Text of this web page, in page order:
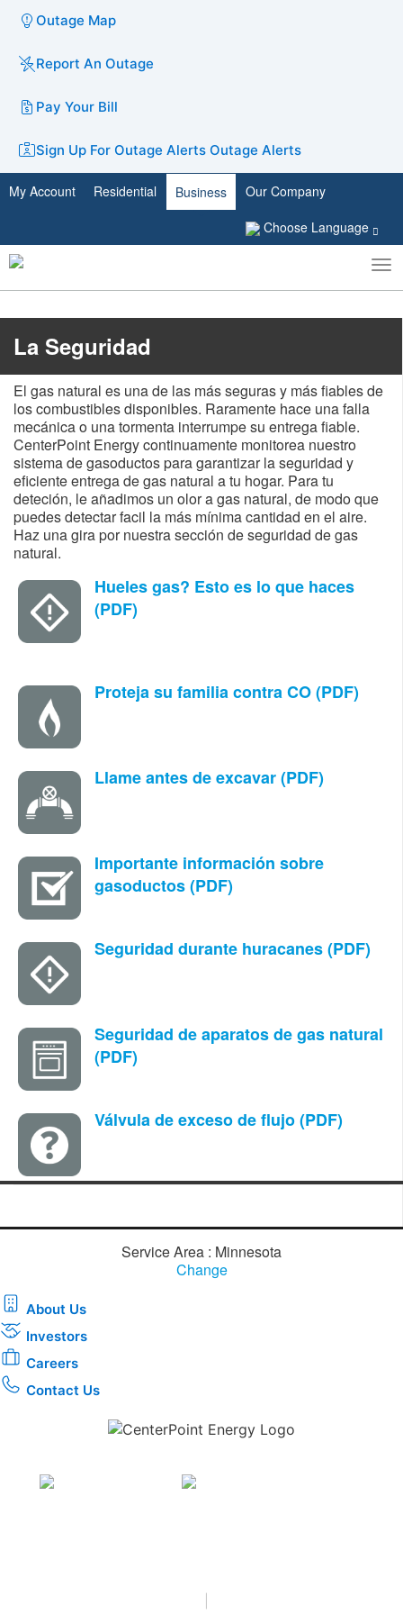
Outage Map
Report An Outage
Pay Your Bill
Sign Up For Outage Alerts Outage Alerts
My Account Residential Business
Our Company
Choose Language
Toggle
search
​​​​La Seguridad
El gas natural es una de las más seguras y más fiables de
los combustibles disponibles. Raramente hace una falla
mecánica o una tormenta interrumpe su entrega fiable.
CenterPoint Energy continuamente monitorea nuestro
sistema de gasoductos para garantizar la seguridad y
eficiente entrega de gas natural a tu hogar. Para tu
deteción, le añadimos un olor a gas natural, de modo que
puedes detectar facil la más mínima cantidad en el aire.
Haz una gira por nuestra sección de seguridad de gas
natural.​​
Hueles gas? Esto es lo que haces
(PDF)
Proteja su familia contra CO (PDF)
Llame antes de excavar (PDF)
Importante informació​n sobre
gasoductos (PDF)
Seguridad durante huracanes (PDF)
Seguridad de aparatos de gas natural​
(PDF)
Válvula de exceso de flujo (PDF)​​
Service Area : Minnesota
Change
About Us
Investors
Careers
Contact Us